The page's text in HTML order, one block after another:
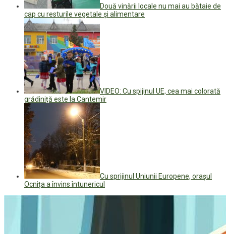
Două vinării locale nu mai au bătaie de
cap cu resturile vegetale și alimentare
VIDEO: Cu spijinul UE, cea mai colorată
grădiniţă este la Cantemir
Cu sprijinul Uniunii Europene, orașul
Ocnița a învins întunericul